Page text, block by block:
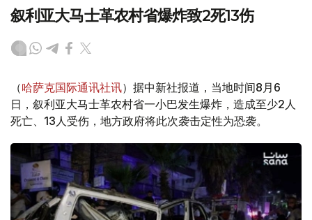
叙利亚大马士革农村省爆炸致2死13伤
（哈萨克国际通讯社讯）据中新社报道，当地时间8月6
日，叙利亚大马士革农村省一小巴发生爆炸，造成至少2人
死亡、13人受伤，地方政府将此次袭击定性为恐袭。